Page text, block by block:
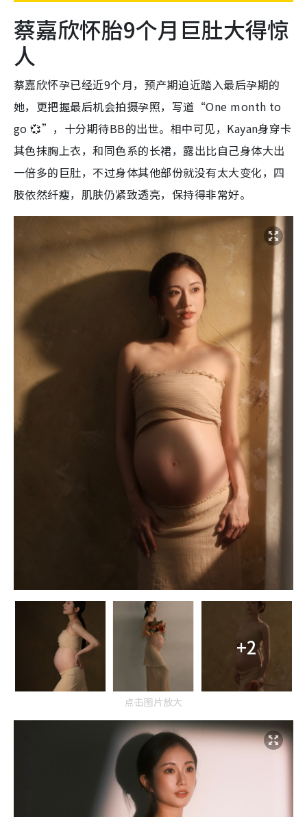
蔡嘉欣怀胎9个月巨肚大得惊
人
蔡嘉欣怀孕已经近9个月， 预产期迫近踏入最后孕期的
她，更把握最后机会拍摄孕照，写道“One month to
go 💞”，十分期待BB的出世。相中可见，Kayan身穿卡
其色抹胸上衣，和同色系的长裙，露出比自己身体大出
一倍多的巨肚，不过身体其他部份就没有太大变化，四
肢依然纤瘦，肌肤仍紧致透亮，保持得非常好。
+2
点击图片放大